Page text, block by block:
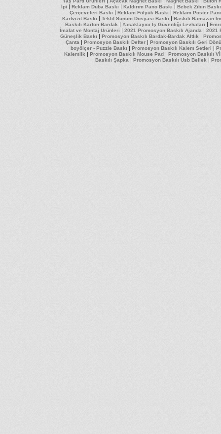
İpi | Reklam Duba Baskı | Kaldırım Pano Baskı | Bebek Zıbın Baskı
Çerçeveleri Baskı | Reklam Fölyük Baskı | Reklam Poster
Kartvizit Baskı | Teklif Sunum Dosyası Baskı | Baskılı Ramazan
Baskılı Karton Bardak | Yasaklayıcı İş Güvenliği Levhaları |
İmalat ve Montaj Ürünleri | 2021 Promosyon Baskılı Ajanda | 2021
Güneşlik Baskı | Promosyon Baskılı Bardak-Bardak Altlık |
Çanta | Promosyon Baskılı Defter | Promosyon Baskılı Geri
boyölçer - Puzzle Baskı | Promosyon Baskılı Kalem Setleri |
Kalemlik | Promosyon Baskılı Mouse Pad | Promosyon Baskılı
Baskılı Şapka | Promosyon Baskılı Usb Bellek |